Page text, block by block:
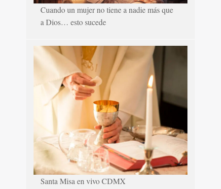
Cuando un mujer no tiene a nadie más que
a Dios… esto sucede
Santa Misa en vivo CDMX